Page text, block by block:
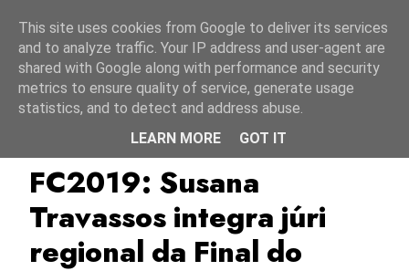
RTP Susana Travassos
FC2019: Susana
Travassos integra júri
regional da Final do
This site uses cookies from Google to deliver its services
and to analyze traffic. Your IP address and user-agent are
shared with Google along with performance and security
metrics to ensure quality of service, generate usage
statistics, and to detect and address abuse.
LEARN MORE
GOT IT